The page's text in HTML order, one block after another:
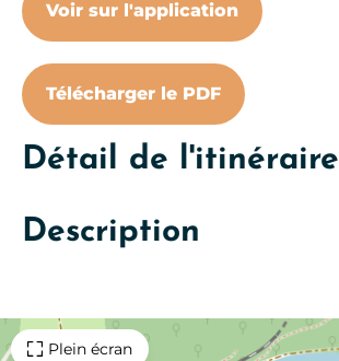
Détail de l'itinéraire
Description
Voir sur l'application
Télécharger le PDF
Plein écran